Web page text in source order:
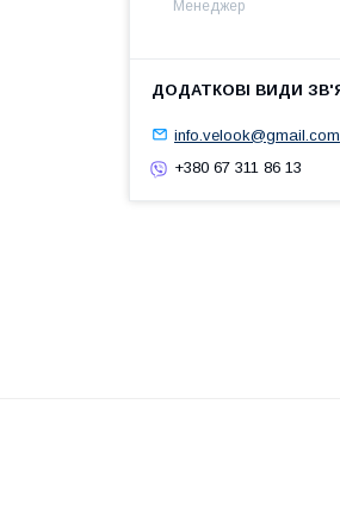
Менеджер
info.velook@gmail.com
+380 67 311 86 13